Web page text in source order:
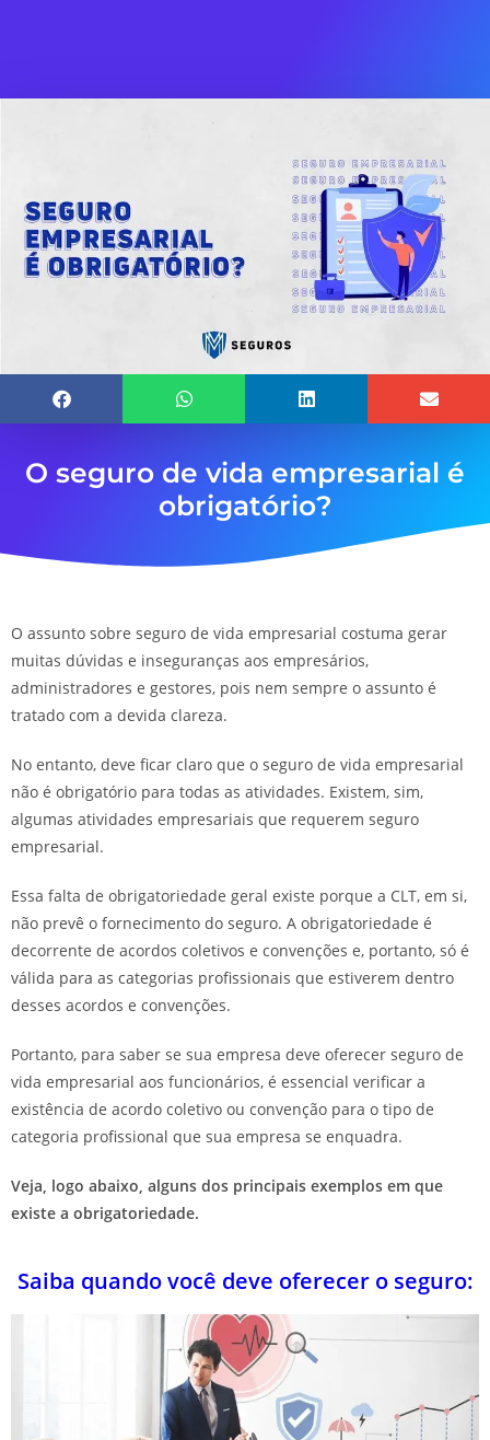
O seguro de vida empresarial é
obrigatório?
O assunto sobre seguro de vida empresarial costuma gerar
muitas dúvidas e inseguranças aos empresários,
administradores e gestores, pois nem sempre o assunto é
tratado com a devida clareza.
No entanto, deve ficar claro que o seguro de vida empresarial
não é obrigatório para todas as atividades. Existem, sim,
algumas atividades empresariais que requerem seguro
empresarial.
Essa falta de obrigatoriedade geral existe porque a CLT, em si,
não prevê o fornecimento do seguro. A obrigatoriedade é
decorrente de acordos coletivos e convenções e, portanto, só é
válida para as categorias profissionais que estiverem dentro
desses acordos e convenções.
Portanto, para saber se sua empresa deve oferecer seguro de
vida empresarial aos funcionários, é essencial verificar a
existência de acordo coletivo ou convenção para o tipo de
categoria profissional que sua empresa se enquadra.
Veja, logo abaixo, alguns dos principais exemplos em que
existe a obrigatoriedade.
Saiba quando você deve oferecer o seguro: